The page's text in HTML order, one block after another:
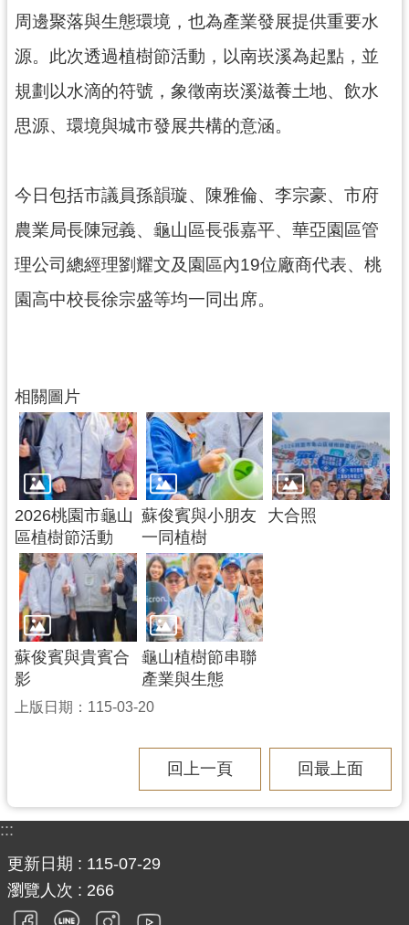
放
宣
告
周邊聚落與生態環境，也為產業發展提供重要水
源。此次透過植樹節活動，以南崁溪為起點，並
規劃以水滴的符號，象徵南崁溪滋養土地、飲水
思源、環境與城市發展共構的意涵。
今日包括市議員孫韻璇、陳雅倫、李宗豪、市府
農業局長陳冠義、龜山區長張嘉平、華亞園區管
理公司總經理劉耀文及園區內19位廠商代表、桃
園高中校長徐宗盛等均一同出席。
相關圖片
2026桃園市龜⼭
區植樹節活動
蘇俊賓與小朋友
一同植樹
大合照
蘇俊賓與貴賓合
影
龜山植樹節串聯
產業與生態
上版日期：115-03-20
回上一頁 回最上面
:::
更新日期
115-07-29
瀏覽人次
266